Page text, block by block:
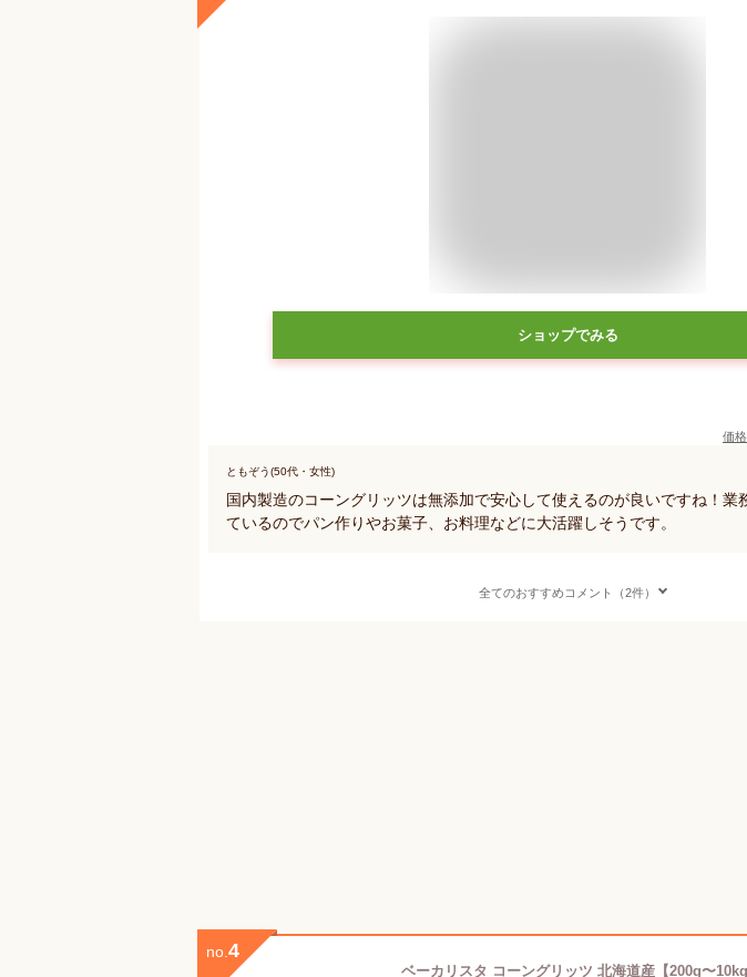
ショップでみる
価
ともぞう(50代・女性)
国内製造のコーングリッツは無添加で安心して使えるのが良いですね！業
ているのでパン作りやお菓子、お料理などに大活躍しそうです。
全てのおすすめコメント（2件）
no. 4
ベーカリスタ コーングリッツ 北海道産【200g〜10kg